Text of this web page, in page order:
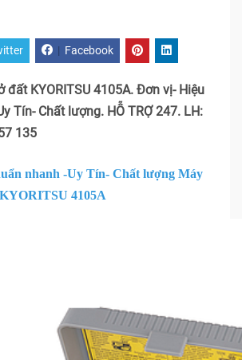
| Facebook
đất KYORITSU 4105A. Đơn vị- Hiệu
Tín- Chất lượng. HỖ TRỢ 247. LH:
135
nhanh -Uy Tín- Chất lượng Máy
4105A